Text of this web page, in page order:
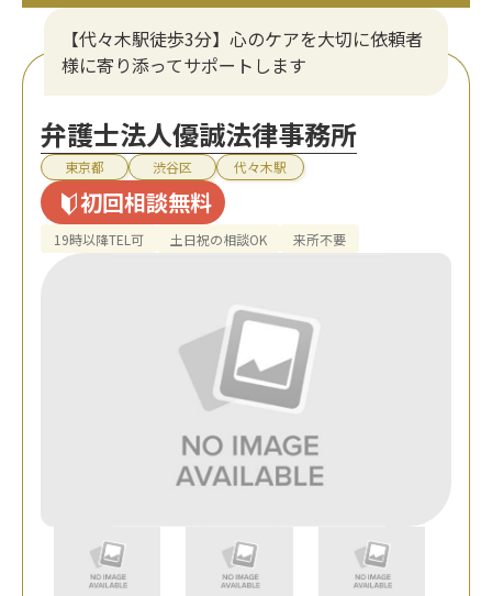
【代々木駅徒歩3分】心のケアを大切に依頼者
様に寄り添ってサポートします
弁護士法人優誠法律事務所
東京都 渋谷区 代々木駅
初回相談無料
19時以降TEL可 土日祝の相談OK 来所不要